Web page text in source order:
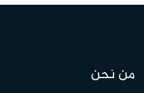
من نحن